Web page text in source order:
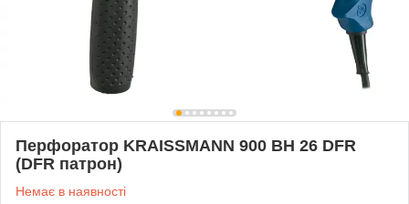
Перфоратор KRAISSMANN 900 BH 26 DFR
(DFR патрон)
Немає в наявності